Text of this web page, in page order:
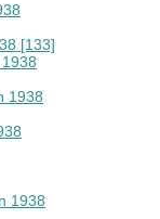
[133]
1938
1938